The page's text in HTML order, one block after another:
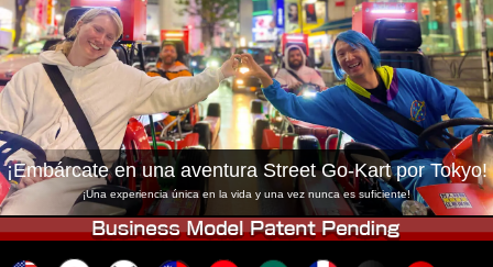
Cambiar Tienda
Tokyo Shinagawa Tokyo Akihabara#1
Tokyo Akihabara#2 Tokyo Shibuya
Tokyo Shibuya Annex Tokyo Bay
Tokyo Asakusa Osaka
Okinawa
¡Embárcate en una aventura Street Go-Kart por Tokyo!
¡Una experiencia única en la vida y una vez nunca es suficiente!